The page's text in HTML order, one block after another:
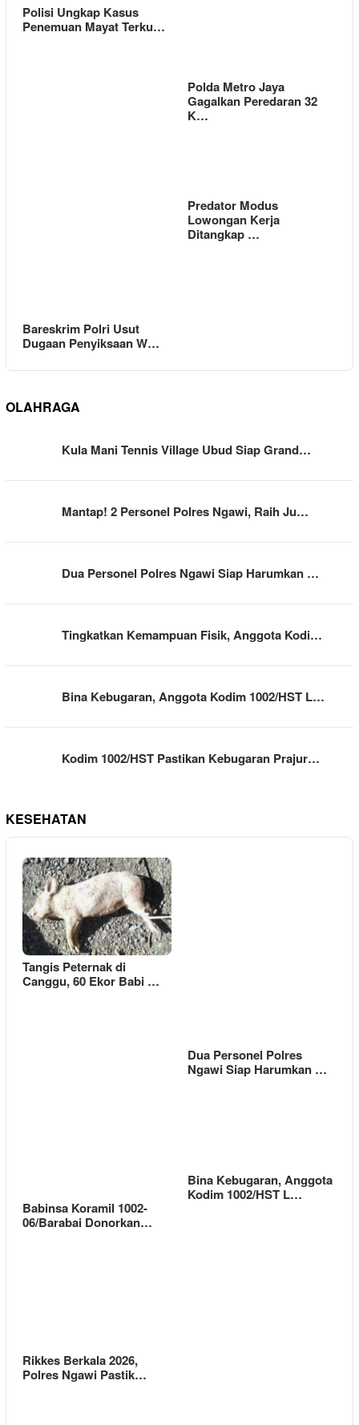
Polisi Ungkap Kasus
Penemuan Mayat Terku…
Polda Metro Jaya
Gagalkan Peredaran 32
K…
Bareskrim Polri Usut
Dugaan Penyiksaan W…
Predator Modus
Lowongan Kerja
Ditangkap …
OLAHRAGA
Kula Mani Tennis Village Ubud Siap Grand…
Mantap! 2 Personel Polres Ngawi, Raih Ju…
Dua Personel Polres Ngawi Siap Harumkan …
Tingkatkan Kemampuan Fisik, Anggota Kodi…
Bina Kebugaran, Anggota Kodim 1002/HST L…
Kodim 1002/HST Pastikan Kebugaran Prajur…
KESEHATAN
Tangis Peternak di
Canggu, 60 Ekor Babi …
Dua Personel Polres
Ngawi Siap Harumkan …
Babinsa Koramil 1002-
06/Barabai Donorkan…
Bina Kebugaran, Anggota
Kodim 1002/HST L…
Rikkes Berkala 2026,
Polres Ngawi Pastik…